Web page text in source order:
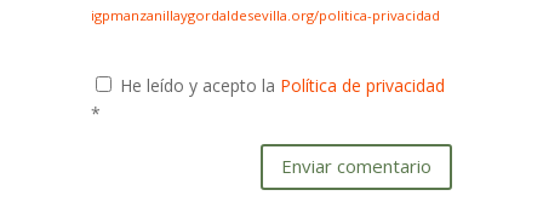
igpmanzanillaygordaldesevilla.org/politica-privacidad
He leído y acepto la Política de privacidad
*
Enviar comentario